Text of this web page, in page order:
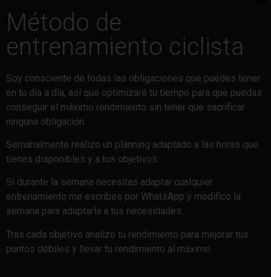
Método de
entrenamiento ciclista
Soy consciente de todas las obligaciones que puedes tener
en tu día a día, así que optimizaré tu tiempo para que puedas
conseguir el máximo rendimiento sin tener que sacrificar
ninguna obligación.
Semanalmente realizo un planning adaptado a las horas que
tienes disponibles y a tus objetivos.
Si durante la semana necesitas adaptar cualquier
entrenamiento me escribes por WhatsApp y modifico la
semana para adaptarla a tus necesidades.
Tras cada objetivo analizo tu rendimiento para mejorar tus
puntos débiles y llevar tu rendimiento al máximo